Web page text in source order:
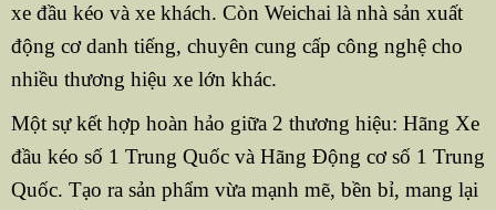
xe đầu kéo và xe khách. Còn Weichai là nhà sản xuất
động cơ danh tiếng, chuyên cung cấp công nghệ cho
nhiều thương hiệu xe lớn khác.
Một sự kết hợp hoàn hảo giữa 2 thương hiệu: Hãng Xe
đầu kéo số 1 Trung Quốc và Hãng Động cơ số 1 Trung
Quốc. Tạo ra sản phẩm vừa mạnh mẽ, bền bỉ, mang lại